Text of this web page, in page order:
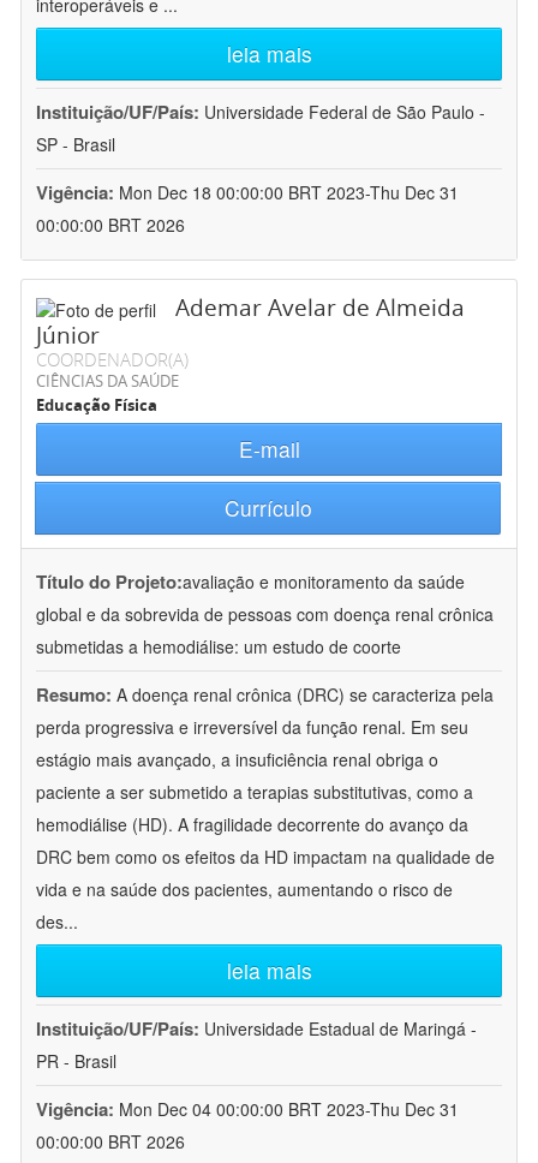
interoperáveis e ...
leia mais
Instituição/UF/País: Universidade Federal de São Paulo -
SP - Brasil
Vigência: Mon Dec 18 00:00:00 BRT 2023-Thu Dec 31
00:00:00 BRT 2026
Ademar Avelar de Almeida
Júnior
COORDENADOR(A)
CIÊNCIAS DA SAÚDE
Educação Física
E-mail
Currículo
Título do Projeto:avaliação e monitoramento da saúde
global e da sobrevida de pessoas com doença renal crônica
submetidas a hemodiálise: um estudo de coorte
Resumo: A doença renal crônica (DRC) se caracteriza pela
perda progressiva e irreversível da função renal. Em seu
estágio mais avançado, a insuficiência renal obriga o
paciente a ser submetido a terapias substitutivas, como a
hemodiálise (HD). A fragilidade decorrente do avanço da
DRC bem como os efeitos da HD impactam na qualidade de
vida e na saúde dos pacientes, aumentando o risco de
des...
leia mais
Instituição/UF/País: Universidade Estadual de Maringá -
PR - Brasil
Vigência: Mon Dec 04 00:00:00 BRT 2023-Thu Dec 31
00:00:00 BRT 2026